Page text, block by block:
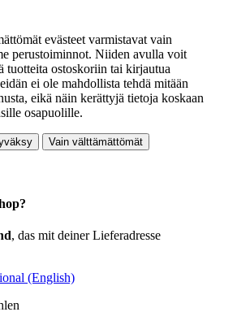
evästeet varmistavat vain
perustoiminnot. Niiden avulla voit
tuotteita ostoskoriin tai kirjautua
ei ole mahdollista tehdä mitään
eikä näin kerättyjä tietoja koskaan
osapuolille.
Vain välttämättömät
, das mit deiner Lieferadresse
(English)